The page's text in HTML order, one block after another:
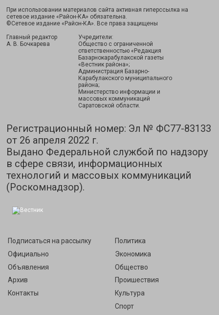
При использовании материалов сайта активная гиперссылка на
сетевое издание «Район-КА» обязательна.
©Сетевое издание «Район-КА». Все права защищены
Главный редактор
А. В. Бочкарева
Учредители:
Общество с ограниченной
ответственностью «Редакция
Базарнокарабулакской газеты
«Вестник района»;
Администрация Базарно-
Карабулакского муниципального
района;
Министерство информации и
массовых коммуникаций
Саратовской области.
Регистрационный номер: Эл № ФС77-83133
от 26 апреля 2022 г.
Выдано Федеральной службой по надзору
в сфере связи, информационных
технологий и массовых коммуникаций
(Роскомнадзор).
Подписаться на рассылку
Официально
Объявления
Архив
Контакты
Политика
Экономика
Общество
Проишествия
Культура
Спорт